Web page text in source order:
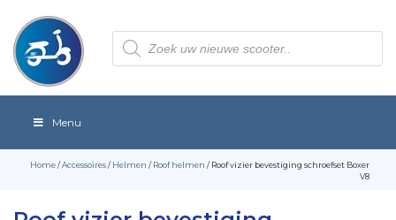
Producten
zoeken
Menu
Home/Accessoires/Helmen /Roof helmen / Roof vizier bevestiging schroefset Boxer
V8